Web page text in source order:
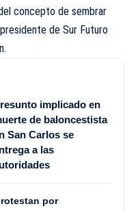
concepto de sembrar
de Sur Futuro
implicado en
de baloncestista
San Carlos se
a las
por